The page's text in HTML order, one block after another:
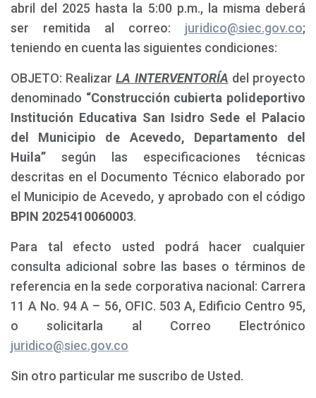
abril del 2025 hasta la 5:00 p.m., la misma deberá
ser remitida al correo: juridico@siec.gov.co;
teniendo en cuenta las siguientes condiciones:
OBJETO: RealizarLA INTERVENTORÍA del proyecto
denominado “Construcción cubierta polideportivo
Institución Educativa San Isidro Sede el Palacio
del Municipio de Acevedo, Departamento del
Huila” según las especificaciones técnicas
descritas en el Documento Técnico elaborado por
el Municipio de Acevedo, y aprobado con el código
BPIN 2025410060003.
Para tal efecto usted podrá hacer cualquier
consulta adicional sobre las bases o términos de
referencia en la sede corporativa nacional: Carrera
11 A No. 94 A – 56, OFIC. 503 A, Edificio Centro 95,
o solicitarla al Correo Electrónico
juridico@siec.gov.co
Sin otro particular me suscribo de Usted.